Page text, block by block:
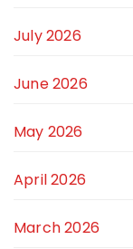
July 2026
June 2026
May 2026
April 2026
March 2026